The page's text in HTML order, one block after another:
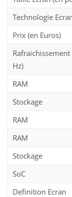
Technologie
Prix (en Euros)
Rafraichissement
Hz)
RAM
Stockage
RAM
RAM
Stockage
SoC
Definition Ecran